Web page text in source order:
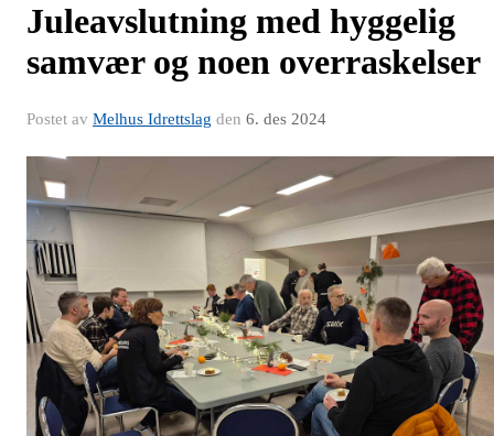
Juleavslutning med hyggelig
samvær og noen overraskelser
Postet av Melhus Idrettslag den 6. des 2024